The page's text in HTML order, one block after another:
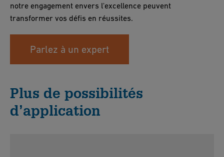
notre engagement envers l'excellence peuvent
transformer vos défis en réussites.
Parlez à un expert
Plus de possibilités
d’application